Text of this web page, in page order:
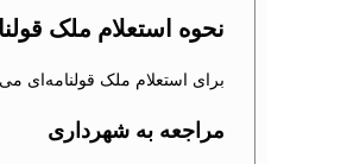
نحوه استعلام ملک
برای استعلام ملک قولنامه‌ای
مراجعه به شهرداری